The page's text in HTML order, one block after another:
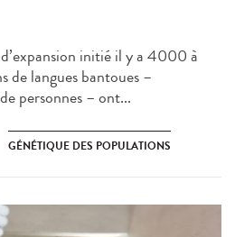
initié il y a 4000 à
de langues bantoues –
personnes – ont...
GÉNÉTIQUE DES POPULATIONS